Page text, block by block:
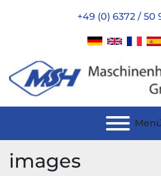
+49 (0) 6372 / 50
images